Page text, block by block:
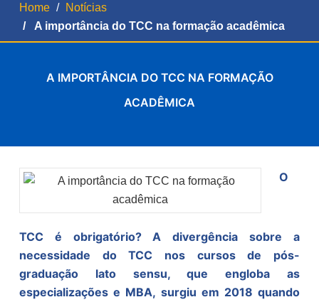
Home
Notícias
A importância do TCC na formação acadêmica
A IMPORTÂNCIA DO TCC NA FORMAÇÃO
ACADÊMICA
O
TCC é obrigatório? A divergência sobre a
necessidade do TCC nos cursos de pós-
graduação lato sensu, que engloba as
especializações e MBA, surgiu em 2018 quando